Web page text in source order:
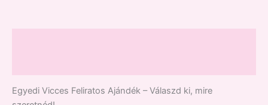
Egyedi Vicces Feliratos Ajándék – Válaszd ki, mire